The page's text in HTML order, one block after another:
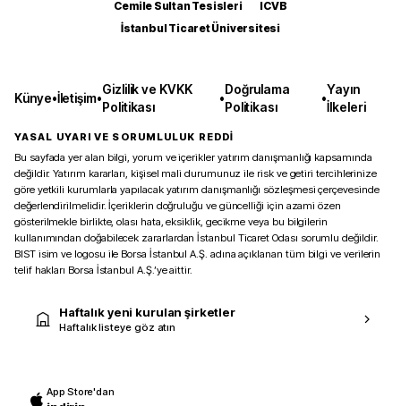
Cemile Sultan Tesisleri
ICVB
İstanbul Ticaret Üniversitesi
Künye•İletişim•
Gizlilik ve KVKK
Politikası
•
Doğrulama
Politikası
•
Yayın
İlkeleri
YASAL UYARI VE SORUMLULUK REDDİ
Bu sayfada yer alan bilgi, yorum ve içerikler yatırım danışmanlığı kapsamında
değildir. Yatırım kararları, kişisel mali durumunuz ile risk ve getiri tercihlerinize
göre yetkili kurumlarla yapılacak yatırım danışmanlığı sözleşmesi çerçevesinde
değerlendirilmelidir. İçeriklerin doğruluğu ve güncelliği için azami özen
gösterilmekle birlikte, olası hata, eksiklik, gecikme veya bu bilgilerin
kullanımından doğabilecek zararlardan İstanbul Ticaret Odası sorumlu değildir.
BIST isim ve logosu ile Borsa İstanbul A.Ş. adına açıklanan tüm bilgi ve verilerin
telif hakları Borsa İstanbul A.Ş.’ye aittir.
Haftalık yeni kurulan şirketler
Haftalık listeye göz atın
App Store'dan